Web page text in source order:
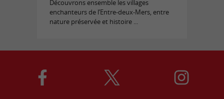
Découvrons ensemble les villages
enchanteurs de l’Entre-deux-Mers, entre
nature préservée et histoire ...